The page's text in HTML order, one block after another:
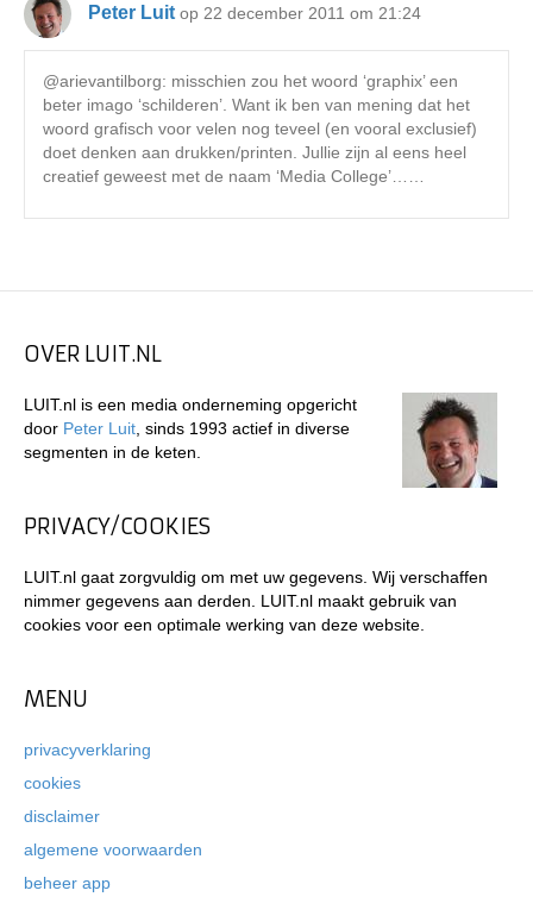
Peter Luit op 22 december 2011 om 21:24
@arievantilborg: misschien zou het woord ‘graphix’ een
beter imago ‘schilderen’. Want ik ben van mening dat het
woord grafisch voor velen nog teveel (en vooral exclusief)
doet denken aan drukken/printen. Jullie zijn al eens heel
creatief geweest met de naam ‘Media College’……
OVER LUIT.NL
LUIT.nl is een media onderneming opgericht
door Peter Luit , sinds 1993 actief in diverse
segmenten in de keten.
PRIVACY/COOKIES
LUIT.nl gaat zorgvuldig om met uw gegevens. Wij verschaffen
nimmer gegevens aan derden. LUIT.nl maakt gebruik van
cookies voor een optimale werking van deze website.
MENU
privacyverklaring
cookies
disclaimer
algemene voorwaarden
beheer app